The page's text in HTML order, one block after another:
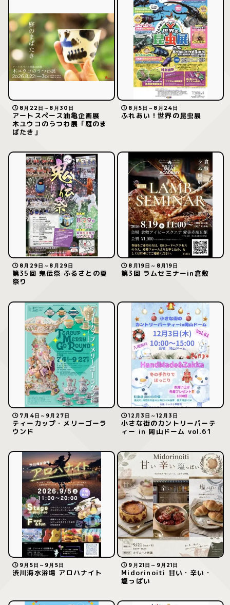
8月22日～8月30日
アートスペース油亀企画展
木ユウコのうつわ展「庭のま
ばたき」
8月5日～8月24日
ふれあい！世界の昆虫展
8月29日～8月29日
第35回 鬼伝祭 ふるさとの夏
祭り
8月19日～8月19日
第3回 ラムセミナーin倉敷
7月4日～9月27日
ティーカップ・メリーゴーラ
ウンド
12月3日～12月3日
小さな街のカントリーパーテ
ィー in 岡山ドーム vol.61
9月5日～9月5日
渋川海水浴場 アロハナイト
9月21日～9月21日
Midorinoiti 甘い・辛い・
塩っぱい